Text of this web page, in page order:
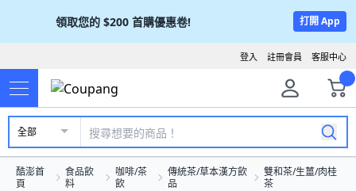
領取您的 $200 首購優惠卷! 打開 App
客服中心
註冊會員
登入
全部
酷澎首
頁
食品飲
料
咖啡/茶
飲
傳統茶/草本漢方飲
品
雙和茶/生薑/肉桂
茶